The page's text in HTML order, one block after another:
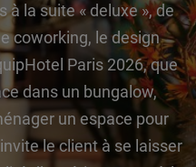
à la suite « deluxe », de
coworking, le design
Paris 2026, que
dans un bungalow,
un espace pour
le client à se laisser